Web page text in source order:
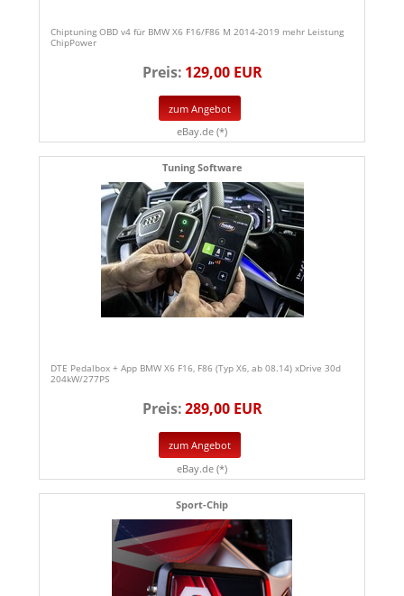
Chiptuning OBD v4 für BMW X6 F16/F86 M 2014-2019 mehr Leistung
ChipPower
Preis: 129,00 EUR
zum Angebot
eBay.de (*)
Tuning Software
DTE Pedalbox + App BMW X6 F16, F86 (Typ X6, ab 08.14) xDrive 30d
204kW/277PS
Preis:289,00 EUR
zum Angebot
eBay.de (*)
Sport-Chip